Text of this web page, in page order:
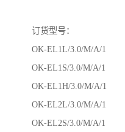
订货型号：
OK-EL1L/3.0/M/A/1
OK-EL1S/3.0/M/A/1
OK-EL1H/3.0/M/A/1
OK-EL2L/3.0/M/A/1
OK-EL2S/3.0/M/A/1